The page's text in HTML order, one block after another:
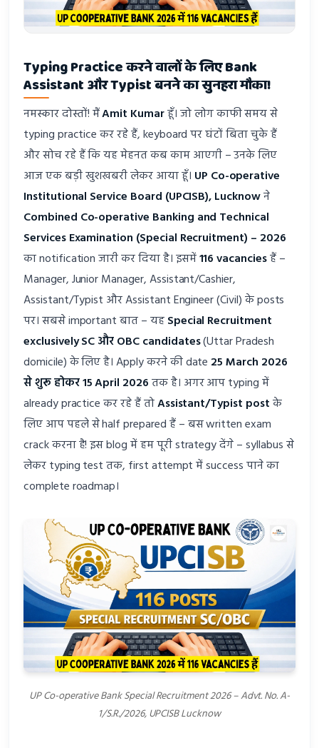
Typing Practice करने वालों के लिए Bank
Assistant और Typist बनने का सुनहरा मौका!
नमस्कार दोस्तों! मैंAmit Kumarहूँ। जो लोग काफी समय से
typing practice कर रहे हैं, keyboard पर घंटों बिता चुके हैं
और सोच रहे हैं कि यह मेहनत कब काम आएगी – उनके लिए
आज एक बड़ी खुशखबरी लेकर आया हूँ। UP Co-operative
Institutional Service Board (UPCISB), Lucknowने
Combined Co-operative Banking and Technical
Services Examination (Special Recruitment) – 2026
का notification जारी कर दिया है। इसमें116 vacanciesहैं –
Manager, Junior Manager, Assistant/Cashier,
Assistant/Typist और Assistant Engineer (Civil) के posts
पर। सबसे important बात – यहSpecial Recruitment
exclusively SC और OBC candidates(Uttar Pradesh
domicile) के लिए है। Apply करने की date 25 March 2026
से शुरू होकर 15 April 2026तक है। अगर आप typing में
already practice कर रहे हैं तोAssistant/Typist postके
लिए आप पहले से half prepared हैं – बस written exam
crack करना है! इस blog में हम पूरी strategy देंगे – syllabus से
लेकर typing test तक, first attempt में success पाने का
complete roadmap।
UP Co-operative Bank Special Recruitment 2026 – Advt. No. A-
1/S.R./2026, UPCISB Lucknow